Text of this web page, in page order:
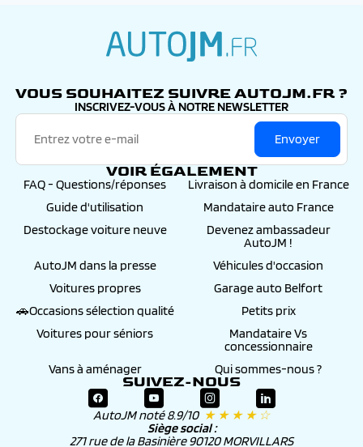
VOUS SOUHAITEZ SUIVRE AUTOJM.FR ?
INSCRIVEZ-VOUS À NOTRE NEWSLETTER
Envoyer
VOIR ÉGALEMENT
FAQ - Questions/réponses
Livraison à domicile en France
Guide d'utilisation
Mandataire auto France
Destockage voiture neuve
Devenez ambassadeur
AutoJM !
AutoJM dans la presse
Véhicules d'occasion
Voitures propres
Garage auto Belfort
🚗Occasions sélection qualité
Petits prix
Voitures pour séniors
Mandataire Vs
concessionnaire
Vans à aménager
Qui sommes-nous ?
SUIVEZ-NOUS
AutoJM noté 8.9/10 ★ ★ ★ ★ ☆
Siège social :
271 rue de la Basinière 90120 MORVILLARS